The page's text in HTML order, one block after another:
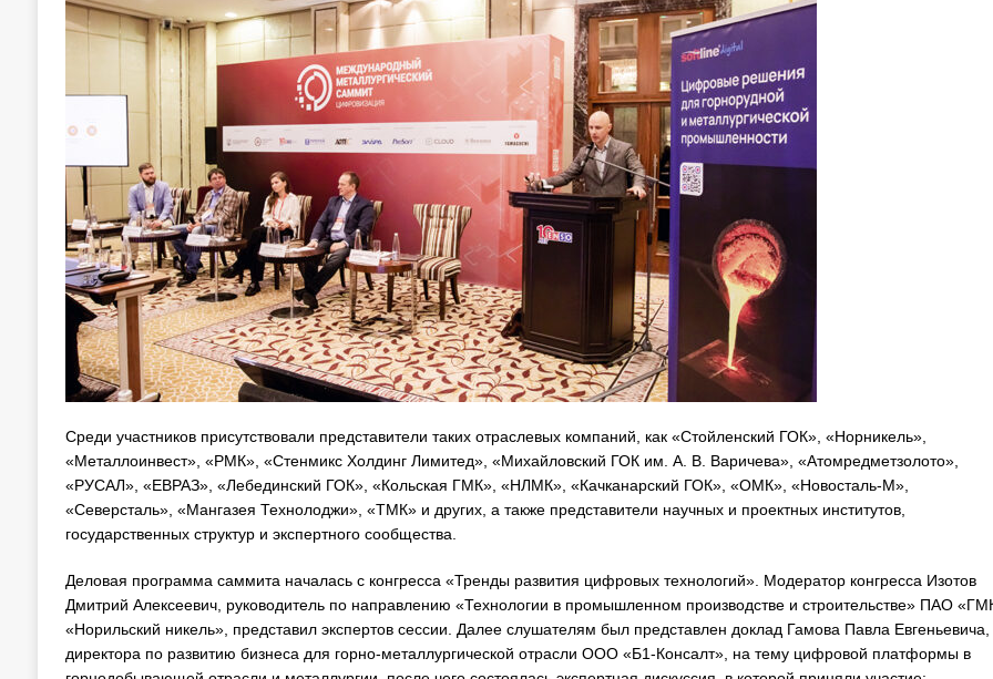
Среди участников присутствовали представители таких отраслевых компаний, как «Стойленский ГОК», «Норникель»,
«Металлоинвест», «РМК», «Стенмикс Холдинг Лимитед», «Михайловский ГОК им. А. В. Варичева», «Атомредметзолото»,
«РУСАЛ», «ЕВРАЗ», «Лебединский ГОК», «Кольская ГМК», «НЛМК», «Качканарский ГОК», «ОМК», «Новосталь-М»,
«Северсталь», «Мангазея Технолоджи», «ТМК» и других, а также представители научных и проектных институтов,
государственных структур и экспертного сообщества.
Деловая программа саммита началась с конгресса «Тренды развития цифровых технологий». Модератор конгресса Изотов
Дмитрий Алексеевич, руководитель по направлению «Технологии в промышленном производстве и строительстве» ПАО
«Норильский никель», представил экспертов сессии. Далее слушателям был представлен доклад Гамова Павла Евгеньевича,
директора по развитию бизнеса для горно-металлургической отрасли ООО «Б1-Консалт», на тему цифровой платформы в